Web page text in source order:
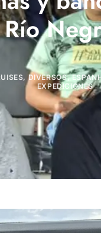
Río
,DIVERSOS,
EXPEDICIONES